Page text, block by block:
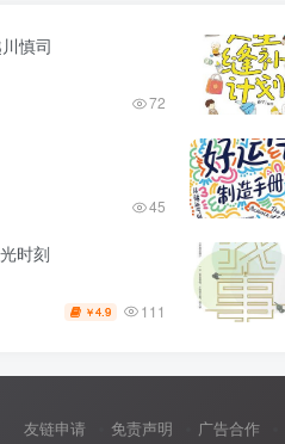
慎司
72
45
时刻
￥4.9 111
友链申请 免责声明 广告合作